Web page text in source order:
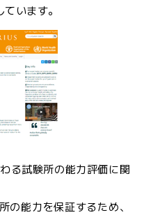
います。
る試験所の能力評価に関
の能力を保証するため、